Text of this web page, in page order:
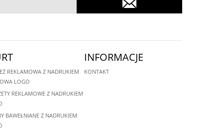
REKLAMOWA Z NADRUKIEM
LOGO
REKLAMOWE Z NADRUKIEM
BAWEŁNIANE Z NADRUKIEM
INFORMACJE
KONTAKT